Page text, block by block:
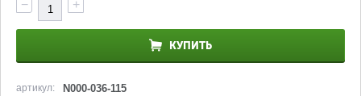
+
−
КУПИТЬ
артикул: N000-036-115